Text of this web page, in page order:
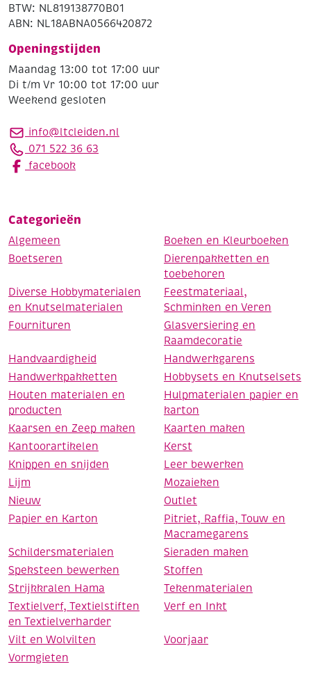
BTW: NL819138770B01
ABN: NL18ABNA0566420872
Openingstijden
Maandag 13:00 tot 17:00 uur
Di t/m Vr 10:00 tot 17:00 uur
Weekend gesloten
info@ltcleiden.nl
071 522 36 63
facebook
Categorieën
Algemeen
Boeken en Kleurboeken
Boetseren
Dierenpakketten en
toebehoren
Diverse Hobbymaterialen
en Knutselmaterialen
Feestmateriaal,
Schminken en Veren
Fournituren
Glasversiering en
Raamdecoratie
Handvaardigheid
Handwerkgarens
Handwerkpakketten
Hobbysets en Knutselsets
Houten materialen en
producten
Hulpmaterialen papier en
karton
Kaarsen en Zeep maken
Kaarten maken
Kantoorartikelen
Kerst
Knippen en snijden
Leer bewerken
Lijm
Mozaieken
Nieuw
Outlet
Papier en Karton
Pitriet, Raffia, Touw en
Macramegarens
Schildersmaterialen
Sieraden maken
Speksteen bewerken
Stoffen
Strijkkralen Hama
Tekenmaterialen
Textielverf, Textielstiften
en Textielverharder
Verf en Inkt
Vilt en Wolvilten
Voorjaar
Vormgieten